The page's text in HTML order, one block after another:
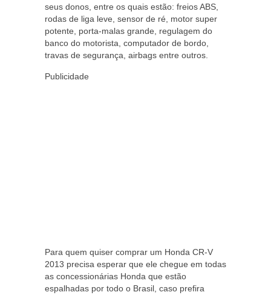
seus donos, entre os quais estão: freios ABS,
rodas de liga leve, sensor de ré, motor super
potente, porta-malas grande, regulagem do
banco do motorista, computador de bordo,
travas de segurança, airbags entre outros.
Publicidade
Para quem quiser comprar um Honda CR-V
2013 precisa esperar que ele chegue em todas
as concessionárias Honda que estão
espalhadas por todo o Brasil, caso prefira